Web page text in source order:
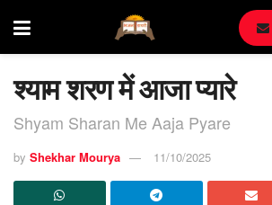
श्याम शरण में आजा प्यारे
Shyam Sharan Me Aaja Pyare
by Shekhar Mourya 11/10/2025